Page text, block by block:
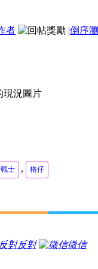
者 |倒序
現況圖片
士 , 格仔
反對 微信